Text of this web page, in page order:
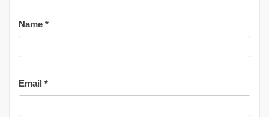
Name *
Email *